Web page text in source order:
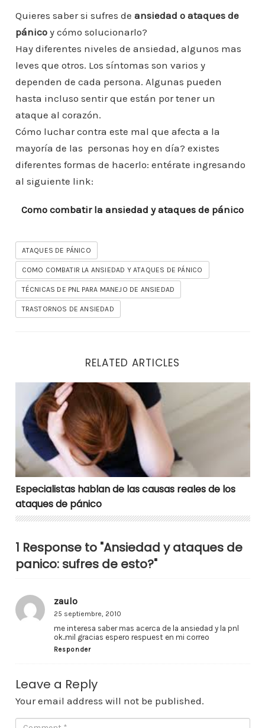
e
b
o
o
k
er l
s
A
p
p
e
st
e
n
a
m
p
ar
ti
r
Quieres saber si sufres de ansiedad o ataques de
pánico y cómo solucionarlo?
Hay diferentes niveles de ansiedad, algunos mas
leves que otros. Los síntomas son varios y
dependen de cada persona. Algunas pueden
hasta incluso sentir que están por tener un
ataque al corazón.
Cómo luchar contra este mal que afecta a la
mayoría de las personas hoy en día? existes
diferentes formas de hacerlo: entérate ingresando
al siguiente link:
Como combatir la ansiedad y ataques de pánico
ATAQUES DE PÁNICO
COMO COMBATIR LA ANSIEDAD Y ATAQUES DE PÁNICO
TÉCNICAS DE PNL PARA MANEJO DE ANSIEDAD
TRASTORNOS DE ANSIEDAD
RELATED ARTICLES
Especialistas hablan de las causas reales de los
Especialistas hablan de las causas reales de los
ataques de pánico
1 Response to "Ansiedad y ataques de
panico: sufres de esto?"
zaulo
25 septiembre, 2010
me interesa saber mas acerca de la ansiedad y la pnl
ok..mil gracias espero respuest en mi correo
Responder
Leave a Reply
Your email address will not be published.